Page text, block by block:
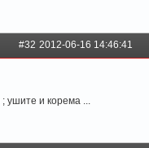
#32 2012-06-16 14:46:41
ушите и корема ...